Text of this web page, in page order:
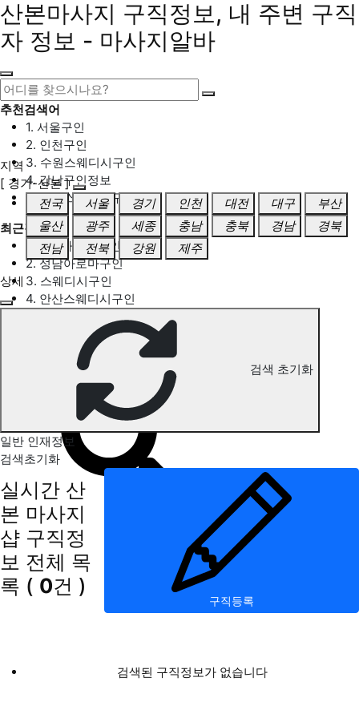
산본마사지 구직정보, 내 주변 구직
자 정보 - 마사지알바
추천검색어
1. 서울구인
2. 인천구인
3. 수원스웨디시구인
4. 강남구인정보
5. 동탄스웨디시구인
최근검색어
1. 일산마사지구인
2. 성남아로마구인
3. 스웨디시구인
4. 안산스웨디시구인
산본 마사지 구직정보
지역
[ 경기-산본 ]
전국
서울 경기 인천 대전 대구
부산
울산
광주 세종 충남 충북 경남
경북
전남
전북 강원 제주
상세
검색 초기화
일반 인재정보
검색초기화
실시간 산
본 마사지
샵 구직정
보 전체 목
록 ( 0건 )
구직등록
검색된 구직정보가 없습니다